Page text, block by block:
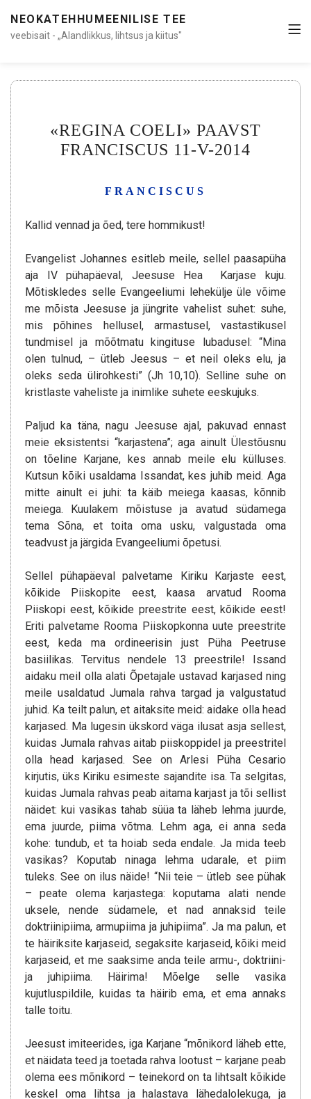
NEOKATEHHUMEENILISE TEE
veebisait - „Alandlikkus, lihtsus ja kiitus"
«REGINA COELI» PAAVST
FRANCISCUS 11-V-2014
FRANCISCUS
Kallid vennad ja õed, tere hommikust!
Evangelist Johannes esitleb meile, sellel paasapüha
aja IV pühapäeval, Jeesuse Hea Karjase kuju.
Mõtiskledes selle Evangeeliumi lehekülje üle võime
me mõista Jeesuse ja jüngrite vahelist suhet: suhe,
mis põhines hellusel, armastusel, vastastikusel
tundmisel ja mõõtmatu kingituse lubadusel: “Mina
olen tulnud, – ütleb Jeesus – et neil oleks elu, ja
oleks seda ülirohkesti” (Jh 10,10). Selline suhe on
kristlaste vaheliste ja inimlike suhete eeskujuks.
Paljud ka täna, nagu Jeesuse ajal, pakuvad ennast
meie eksistentsi “karjastena”; aga ainult Ülestõusnu
on tõeline Karjane, kes annab meile elu külluses.
Kutsun kõiki usaldama Issandat, kes juhib meid. Aga
mitte ainult ei juhi: ta käib meiega kaasas, kõnnib
meiega. Kuulakem mõistuse ja avatud südamega
tema Sõna, et toita oma usku, valgustada oma
teadvust ja järgida Evangeeliumi õpetusi.
Sellel pühapäeval palvetame Kiriku Karjaste eest,
kõikide Piiskopite eest, kaasa arvatud Rooma
Piiskopi eest, kõikide preestrite eest, kõikide eest!
Eriti palvetame Rooma Piiskopkonna uute preestrite
eest, keda ma ordineerisin just Püha Peetruse
basiilikas. Tervitus nendele 13 preestrile! Issand
aidaku meil olla alati Õpetajale ustavad karjased ning
meile usaldatud Jumala rahva targad ja valgustatud
juhid. Ka teilt palun, et aitaksite meid: aidake olla head
karjased. Ma lugesin ükskord väga ilusat asja sellest,
kuidas Jumala rahvas aitab piiskoppidel ja preestritel
olla head karjased. See on Arlesi Püha Cesario
kirjutis, üks Kiriku esimeste sajandite isa. Ta selgitas,
kuidas Jumala rahvas peab aitama karjast ja tõi sellist
näidet: kui vasikas tahab süüa ta läheb lehma juurde,
ema juurde, piima võtma. Lehm aga, ei anna seda
kohe: tundub, et ta hoiab seda endale. Ja mida teeb
vasikas? Koputab ninaga lehma udarale, et piim
tuleks. See on ilus näide! “Nii teie – ütleb see pühak
– peate olema karjastega: koputama alati nende
uksele, nende südamele, et nad annaksid teile
doktriinipiima, armupiima ja juhipiima”. Ja ma palun, et
te häiriksite karjaseid, segaksite karjaseid, kõiki meid
karjaseid, et me saaksime anda teile armu-, doktriini-
ja juhipiima. Häirima! Mõelge selle vasika
kujutluspildile, kuidas ta häirib ema, et ema annaks
talle toitu.
Jeesust imiteerides, iga Karjane “mõnikord läheb ette,
et näidata teed ja toetada rahva lootust – karjane peab
olema ees mõnikord – teinekord on ta lihtsalt kõikide
keskel oma lihtsa ja halastava lähedalolekuga, ja